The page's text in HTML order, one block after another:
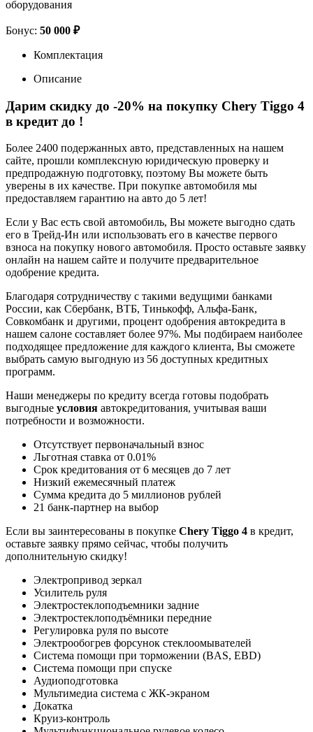
оборудования
Бонус: 50 000 ₽
Комплектация
Описание
Дарим скидку до -20% на покупку Chery Tiggo 4
в кредит до !
Более 2400 подержанных авто, представленных на нашем
сайте, прошли комплексную юридическую проверку и
предпродажную подготовку, поэтому Вы можете быть
уверены в их качестве. При покупке автомобиля мы
предоставляем гарантию на авто до 5 лет!
Если у Вас есть свой автомобиль, Вы можете выгодно сдать
его в Трейд-Ин или использовать его в качестве первого
взноса на покупку нового автомобиля. Просто оставьте заявку
онлайн на нашем сайте и получите предварительное
одобрение кредита.
Благодаря сотрудничеству с такими ведущими банками
России, как Сбербанк, ВТБ, Тинькофф, Альфа-Банк,
Совкомбанк и другими, процент одобрения автокредита в
нашем салоне составляет более 97%. Мы подбираем наиболее
подходящее предложение для каждого клиента, Вы сможете
выбрать самую выгодную из 56 доступных кредитных
программ.
Наши менеджеры по кредиту всегда готовы подобрать
выгодные условия автокредитования, учитывая ваши
потребности и возможности.
Отсутствует первоначальный взнос
Льготная ставка от 0.01%
Срок кредитования от 6 месяцев до 7 лет
Низкий ежемесячный платеж
Сумма кредита до 5 миллионов рублей
21 банк-партнер на выбор
Если вы заинтересованы в покупке Chery Tiggo 4 в кредит,
оставьте заявку прямо сейчас, чтобы получить
дополнительную скидку!
Электропривод зеркал
Усилитель руля
Электростеклоподъемники задние
Электростеклоподъёмники передние
Регулировка руля по высоте
Электрообогрев форсунок стеклоомывателей
Система помощи при торможении (BAS, EBD)
Система помощи при спуске
Аудиоподготовка
Мультимедиа система с ЖК-экраном
Докатка
Круиз-контроль